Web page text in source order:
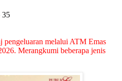
35
pengeluaran melalui ATM Emas
Merangkumi beberapa jenis